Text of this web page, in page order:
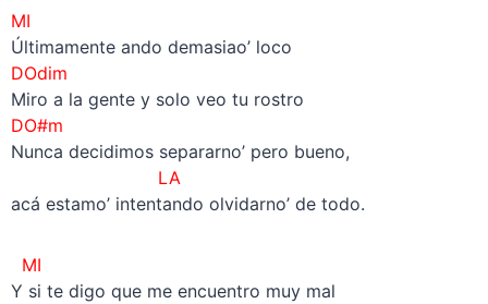
MI
Últimamente ando demasiao’ loco
DOdim
Miro a la gente y solo veo tu rostro
DO#m
Nunca decidimos separarno’ pero bueno,
LA
acá estamo’ intentando olvidarno’ de todo.
MI
Y si te digo que me encuentro muy mal